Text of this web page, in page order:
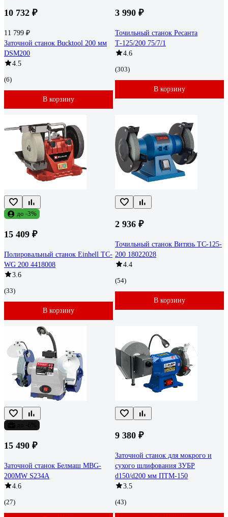
10 732 ₽
11 799 ₽
Заточной станок Bucktool 200 мм
DSM200
4.5
(6)
В корзину
3 990 ₽
Точильный станок Ресанта
Т-125/200 75/7/1
4.6
(303)
В корзину
до -3%
15 409 ₽
Полировальный станок Einhell TC-
WG 200 4418008
3.6
(33)
В корзину
2 936 ₽
Точильный станок Витязь ТС-125-
200 18022028
4.4
(54)
В корзину
15 490 ₽
Заточной станок Белмаш MBG-
200MW S234A
4.6
(27)
9 380 ₽
Заточной станок для мокрого и
сухого шлифования ЗУБР
d150/d200 мм ПТМ-150
3.5
(43)